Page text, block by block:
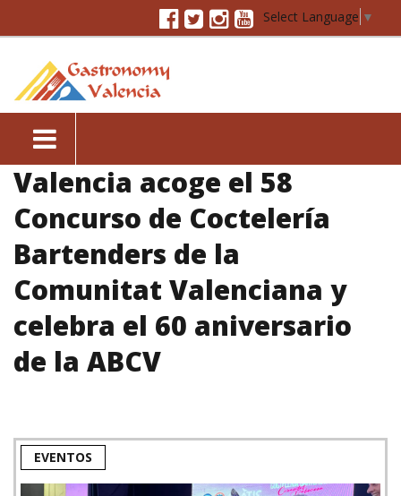
Select Language ▼
Valencia acoge el 58
Concurso de Coctelería
Bartenders de la
Comunitat Valenciana y
celebra el 60 aniversario
de la ABCV
EVENTOS